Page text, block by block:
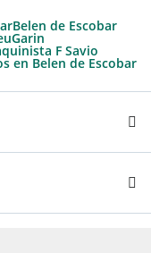
Belen de Escobar
Garin
F Savio
en Belen de Escobar